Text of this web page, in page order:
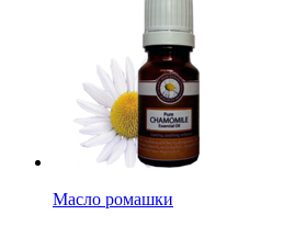
Масло ромашки